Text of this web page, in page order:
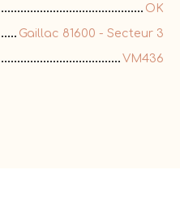
OK
Gaillac 81600 - Secteur 3
VM436